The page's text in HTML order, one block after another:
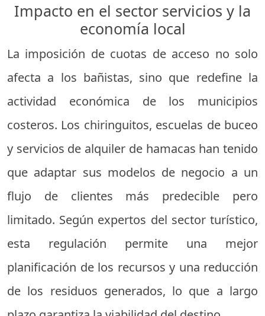
Impacto en el sector servicios y la
economía local
La imposición de cuotas de acceso no solo
afecta a los bañistas, sino que redefine la
actividad económica de los municipios
costeros. Los chiringuitos, escuelas de buceo
y servicios de alquiler de hamacas han tenido
que adaptar sus modelos de negocio a un
flujo de clientes más predecible pero
limitado. Según expertos del sector turístico,
esta regulación permite una mejor
planificación de los recursos y una reducción
de los residuos generados, lo que a largo